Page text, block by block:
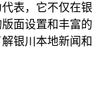
表，它不仅在银
面设置和丰富的
银川本地新闻和